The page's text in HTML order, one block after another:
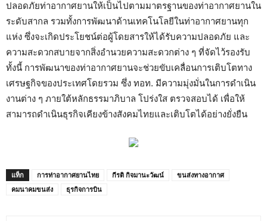
ปลอดภัยท่าอากาศยานให้เป็นไปตามมาตรฐานของท่าอากาศยานใน
ระดับสากล รวมทั้งการพัฒนาด้านเทคโนโลยีในท่าอากาศยานทุก
แห่ง ซึ่งจะเกิดประโยชน์ต่อผู้โดยสารให้ได้รับความปลอดภัย และ
ความสะดวกสบายจากสิ่งอำนวยความสะดวกต่าง ๆ ที่จัดไว้รองรับ
ทั้งนี้ การพัฒนาของท่าอากาศยานจะช่วยขับเคลื่อนการเติบโตทาง
เศรษฐกิจของประเทศโดยรวม ซึ่ง ทอท. มีความมุ่งมั่นในการดำเนิน
งานต่าง ๆ ภายใต้หลักธรรมาภิบาล โปร่งใส ตรวจสอบได้ เพื่อให้
สามารถดำเนินธุรกิจเคียงข้างสังคมไทยและเติบโตได้อย่างยั่งยืน
แท็ก การท่าอากาศยานไทย กีรติ กิจมานะวัฒน์
ขนส่งทางอากาศ
คมนาคมขนส่ง
ธุรกิจการบิน